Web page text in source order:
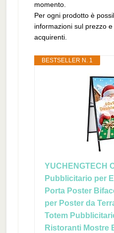
momento.
Per ogni prodotto è
informazioni sul prezzo
acquirenti.
BESTSELLER N. 1
YUCHENGTECH
Pubblicitario per
Porta Poster
per Poster da
Totem
Ristoranti Mostre